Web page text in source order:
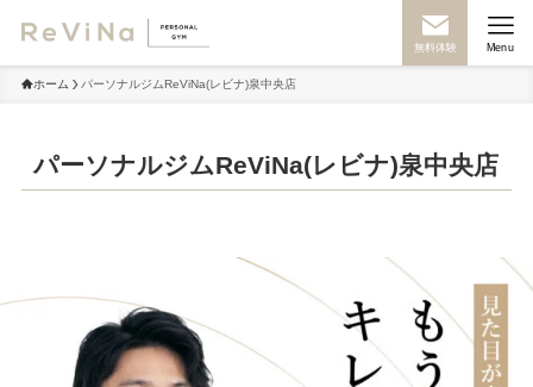
無料体験 Menu
ホーム パーソナルジムReViNa(レビナ)泉中央店
パーソナルジムReViNa(レビナ)泉中央店